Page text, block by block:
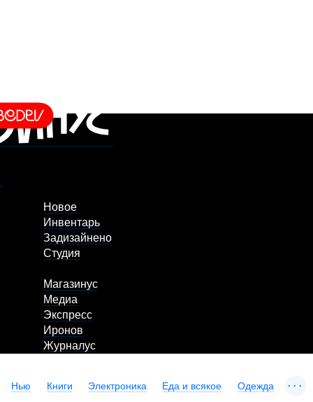
Новое
Инвентарь
Задизайнено
Студия
Магазинус
Медиа
Экспресс
Иронов
Журналус
Нью Книги Электроника Еда и всякое Одежда ...